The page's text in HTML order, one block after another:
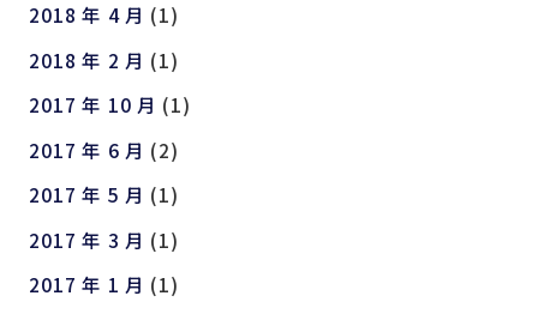
2018 年 4 月 (1)
2018 年 2 月 (1)
2017 年 10 月 (1)
2017 年 6 月 (2)
2017 年 5 月 (1)
2017 年 3 月 (1)
2017 年 1 月 (1)